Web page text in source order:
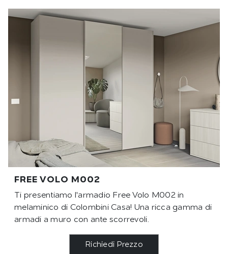
FREE VOLO M002
Ti presentiamo l'armadio Free Volo M002 in
melaminico di Colombini Casa! Una ricca gamma di
armadi a muro con ante scorrevoli.
Richiedi Prezzo